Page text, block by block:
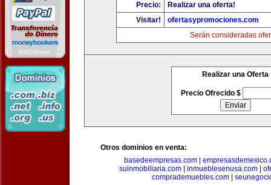
Precio:
Realizar una oferta!
Visitar!
ofertasypromociones.com
Serán consideradas
Realizar una Oferta
Precio Ofrecido $
Otros dominios en venta:
basedeempresas.com|
suinmobiliaria.com
inmueblesenusa.com
comprademuebles.com